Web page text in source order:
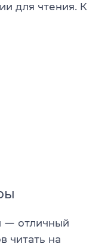
для чтения. К
— отличный
читать на